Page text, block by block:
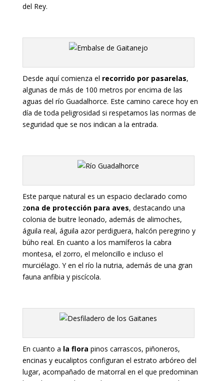
del Rey.
Desde aquí comienza el recorrido por pasarelas,
algunas de más de 100 metros por encima de las
aguas del río Guadalhorce. Este camino carece hoy en
día de toda peligrosidad si respetamos las normas de
seguridad que se nos indican a la entrada.
Este parque natural es un espacio declarado como
zona de protección para aves, destacando una
colonia de buitre leonado, además de alimoches,
águila real, águila azor perdiguera, halcón peregrino y
búho real. En cuanto a los mamíferos la cabra
montesa, el zorro, el meloncillo e incluso el
murciélago. Y en el río la nutria, además de una gran
fauna anfibia y piscícola.
En cuanto a la flora pinos carrascos, piñoneros,
encinas y eucaliptos configuran el estrato arbóreo del
lugar, acompañado de matorral en el que predominan